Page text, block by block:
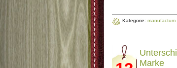
Kategorie: manufactum
Marke